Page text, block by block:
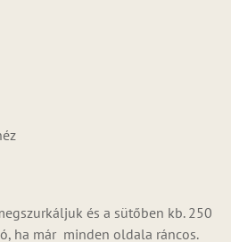
és a sütőben kb. 250
ha már minden oldala ráncos.